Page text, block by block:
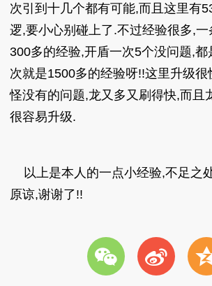
次引到十几个都有可能,而且这里有
逻,要小心别碰上了.不过经验很多,
300多的经验,开盾一次5个没问题,都
次就是1500多的经验呀!!这里升级
怪没有的问题,龙又多又刷得快,而且
很容易升级.
以上是本人的一点小经验,不足之
原谅,谢谢了!!
w t